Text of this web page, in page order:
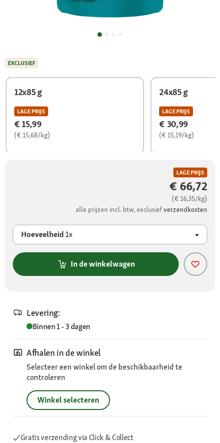
12x85 g
LAGE PRIJS
€ 15,99
(€ 15,68/kg)
24x85 g
LAGE PRIJS
€ 30,99
(€ 15,19/kg)
LAGE PRIJS
€ 66,72
(€ 16,35/kg)
alle prijzen incl. btw, exclusiefverzendkosten
Hoeveelheid 1x
In de winkelwagen
Levering:
Binnen 1 - 3 dagen
Afhalen in de winkel
Selecteer een winkel om de beschikbaarheid te
controleren
Winkel selecteren
Gratis verzending via Click & Collect
EXCLUSIEF